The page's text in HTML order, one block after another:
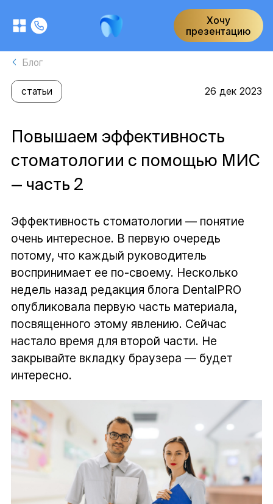
Хочу
презентацию
Блог
статьи 26 дек 2023
Повышаем эффективность
стоматологии с помощью МИС
— часть 2
Эффективность стоматологии — понятие
очень интересное. В первую очередь
потому, что каждый руководитель
воспринимает ее по-своему. Несколько
недель назад редакция блога DentalPRO
опубликовала первую часть материала,
посвященного этому явлению. Сейчас
настало время для второй части. Не
закрывайте вкладку браузера — будет
интересно.